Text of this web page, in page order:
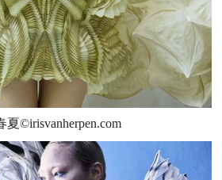
夏©irisvanherpen.com